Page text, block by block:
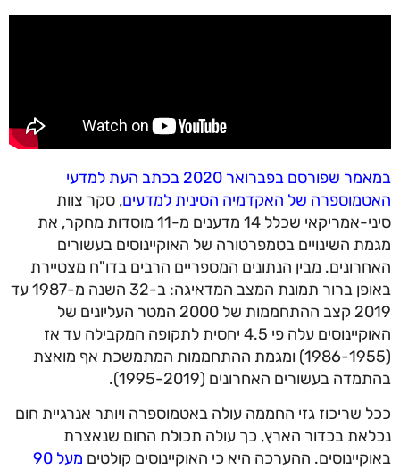
במאמר שפורסם בפברואר 2020 בכתב העת למדעי
האטמוספרה של האקדמיה הסינית למדעים, סקר צוות
סיני-אמריקאי שכלל 14 מדענים מ-11 מוסדות מחקר, את
מגמת השינויים בטמפרטורה של האוקיינוסים בעשורים
האחרונים. מבין הנתונים המספריים הרבים בדו"ח מצטיירת
באופן ברור תמונת המצב המדאיגה: ב-32 השנה מ-1987 עד
2019 קצב ההתחממות של 2000 המטר העליונים של
האוקיינוסים עלה פי 4.5 יחסית לתקופה המקבילה עד אז
(1986-1955) ומגמת ההתחממות המתמשכת אף מואצת
בהתמדה בעשורים האחרונים (1995-2019).
ככל שריכוז גזי החממה עולה באטמוספרה ויותר אנרגיית חום
נכלאת בכדור הארץ, כך עולה תכולת החום שנאצרת
באוקיינוסים. ההערכה היא כי האוקיינוסים קולטיםמעל 90